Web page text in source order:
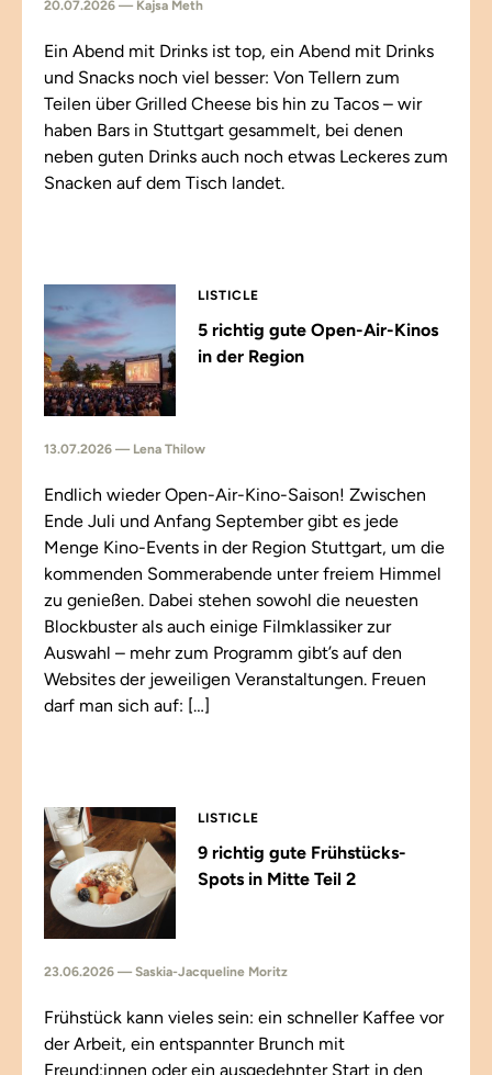
20.07.2026 — Kajsa Meth
Ein Abend mit Drinks ist top, ein Abend mit Drinks
und Snacks noch viel besser: Von Tellern zum
Teilen über Grilled Cheese bis hin zu Tacos – wir
haben Bars in Stuttgart gesammelt, bei denen
neben guten Drinks auch noch etwas Leckeres zum
Snacken auf dem Tisch landet.
LISTICLE
5 richtig gute Open-Air-Kinos
in der Region
13.07.2026 — Lena Thilow
Endlich wieder Open-Air-Kino-Saison! Zwischen
Ende Juli und Anfang September gibt es jede
Menge Kino-Events in der Region Stuttgart, um die
kommenden Sommerabende unter freiem Himmel
zu genießen. Dabei stehen sowohl die neuesten
Blockbuster als auch einige Filmklassiker zur
Auswahl – mehr zum Programm gibt’s auf den
Websites der jeweiligen Veranstaltungen. Freuen
darf man sich auf: […]
LISTICLE
9 richtig gute Frühstücks-
Spots in Mitte Teil 2
23.06.2026 — Saskia-Jacqueline Moritz
Frühstück kann vieles sein: ein schneller Kaffee vor
der Arbeit, ein entspannter Brunch mit
Freund:innen oder ein ausgedehnter Start in den